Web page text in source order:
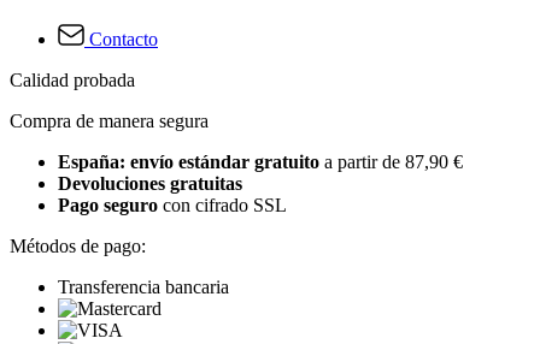
Contacto
Calidad probada
Compra de manera segura
España: envío estándar gratuito a partir de 87,90 €
Devoluciones gratuitas
Pago seguro con cifrado SSL
Métodos de pago:
Transferencia bancaria